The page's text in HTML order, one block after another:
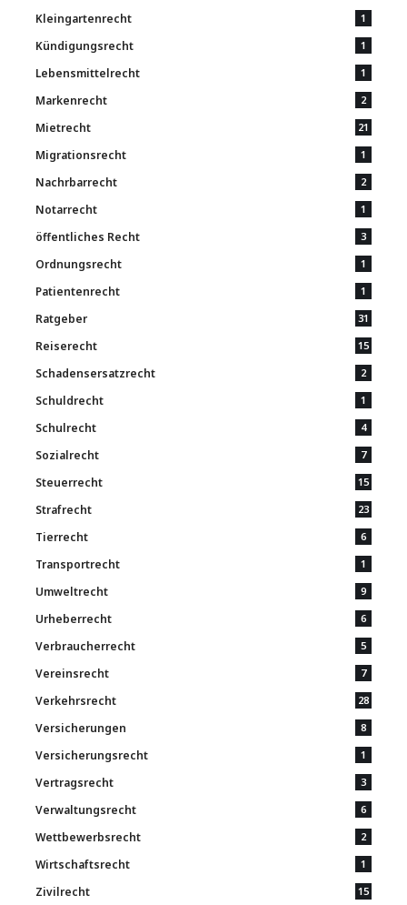
Kleingartenrecht 1
Kündigungsrecht 1
Lebensmittelrecht 1
Markenrecht 2
Mietrecht 21
Migrationsrecht 1
Nachrbarrecht 2
Notarrecht 1
öffentliches Recht 3
Ordnungsrecht 1
Patientenrecht 1
Ratgeber 31
Reiserecht 15
Schadensersatzrecht 2
Schuldrecht 1
Schulrecht 4
Sozialrecht 7
Steuerrecht 15
Strafrecht 23
Tierrecht 6
Transportrecht 1
Umweltrecht 9
Urheberrecht 6
Verbraucherrecht 5
Vereinsrecht 7
Verkehrsrecht 28
Versicherungen 8
Versicherungsrecht 1
Vertragsrecht 3
Verwaltungsrecht 6
Wettbewerbsrecht 2
Wirtschaftsrecht 1
Zivilrecht 15